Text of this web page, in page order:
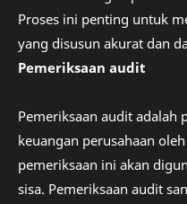
Proses ini penting untuk
yang disusun akurat dan
Pemeriksaan audit
Pemeriksaan audit adalah
keuangan perusahaan
pemeriksaan ini akan
sisa. Pemeriksaan audit